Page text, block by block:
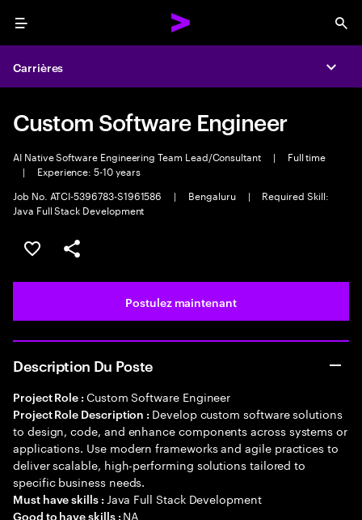
Menu
Carrières
Custom Software Engineer
AI Native Software Engineering Team Lead/Consultant |
Full time
|
Experience: 5-10 years
Job No. ATCI-5396783-S1961586
| Bengaluru |
Required Skill:
Java Full Stack Development
Sélectionner pour enregistrer l’emploi
PARTAGER
Postulez maintenant
Description Du Poste
Project Role : Custom Software Engineer
Project Role Description : Develop custom software solutions
to design, code, and enhance components across systems or
applications. Use modern frameworks and agile practices to
deliver scalable, high-performing solutions tailored to
specific business needs.
Must have skills : Java Full Stack Development
Good to have skills : NA